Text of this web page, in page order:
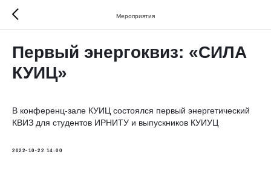
Мероприятия
Первый энергоквиз: «СИЛА
КУИЦ»
В конференц-зале КУИЦ состоялся первый энергетический
КВИЗ для студентов ИРНИТУ и выпускников КУИУЦ
2022-10-22 14:00